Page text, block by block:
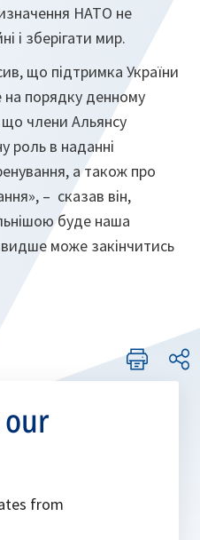
НАТО не
і зберігати мир.
що підтримка України
на порядку денному
що члени Альянсу
роль в наданні
а також про
– сказав він,
буде наша
може закінчитись
from